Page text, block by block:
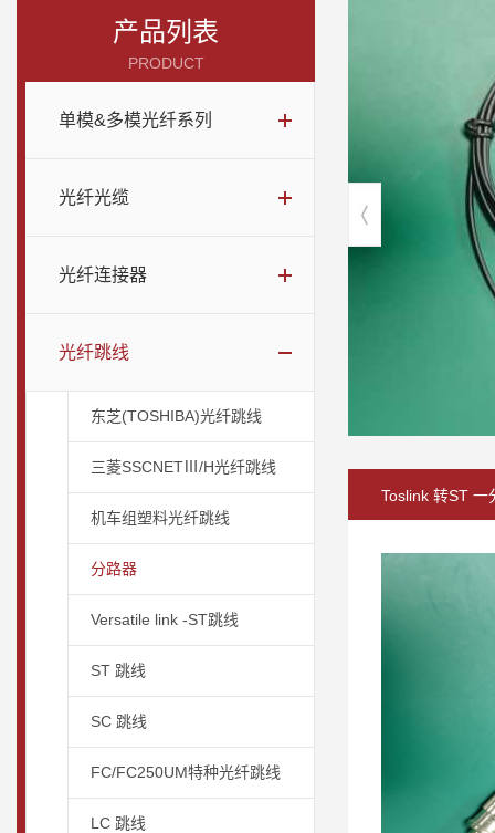
产品列表
PRODUCT
单模&多模光纤系列
光纤光缆
光纤连接器
光纤跳线
东芝(TOSHIBA)光纤跳线
三菱SSCNETⅢ/H光纤跳线
机车组塑料光纤跳线
分路器
Versatile link -ST跳线
ST 跳线
SC 跳线
FC/FC250UM特种光纤跳线
LC 跳线
Toslink 转ST 一